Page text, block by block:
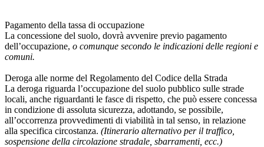
Pagamento della tassa di occupazione
La concessione del suolo, dovrà avvenire previo pagamento
dell’occupazione, o comunque secondo le indicazioni delle regioni e
comuni.
Deroga alle norme del Regolamento del Codice della Strada
La deroga riguarda l’occupazione del suolo pubblico sulle strade
locali, anche riguardanti le fasce di rispetto, che può essere concessa
in condizione di assoluta sicurezza, adottando, se possibile,
all’occorrenza provvedimenti di viabilità in tal senso, in relazione
alla specifica circostanza. (Itinerario alternativo per il traffico,
sospensione della circolazione stradale, sbarramenti, ecc.)